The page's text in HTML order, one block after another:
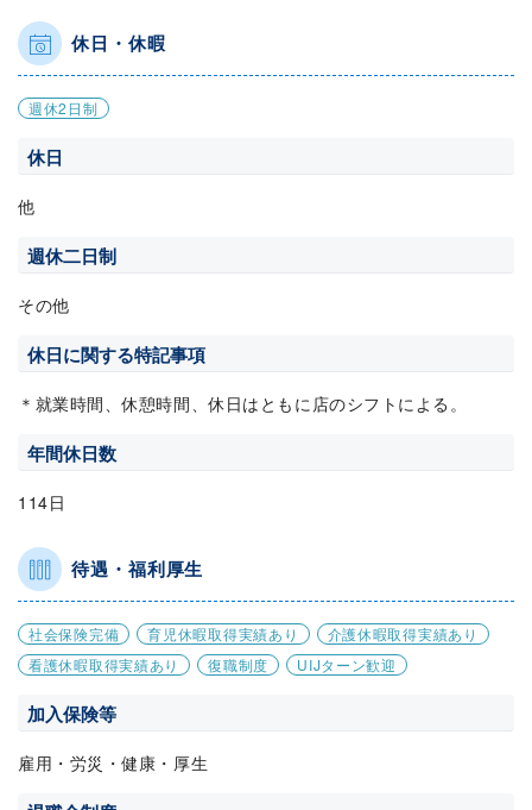
休日・休暇
週休2日制
休日
他
週休二日制
その他
休日に関する特記事項
＊就業時間、休憩時間、休日はともに店のシフトによる。
年間休日数
114日
待遇・福利厚生
社会保険完備 育児休暇取得実績あり
介護休暇取得実績あり
看護休暇取得実績あり
復職制度 UIJターン歓迎
加入保険等
雇用・労災・健康・厚生